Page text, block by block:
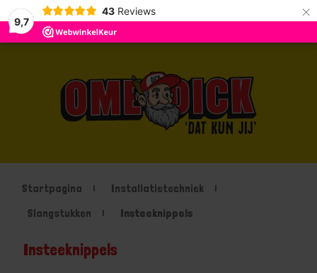
9,7
43 Reviews ×
Startpagina
Installatietechniek
Slangstukken
Insteeknippels
Insteeknippels